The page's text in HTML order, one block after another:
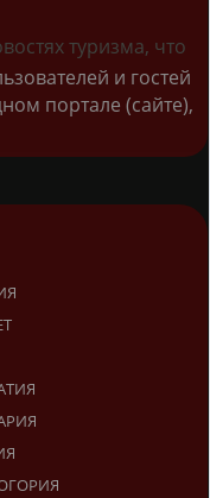
туризма, что
и гостей
портале (сайте),